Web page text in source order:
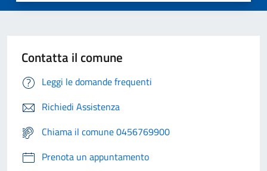
Contatta il comune
Leggi le domande frequenti
Richiedi Assistenza
Chiama il comune 0456769900
Prenota un appuntamento